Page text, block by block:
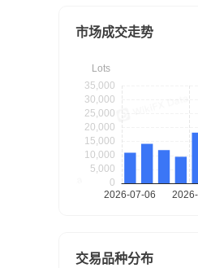
市场成交走势
交易品种分布